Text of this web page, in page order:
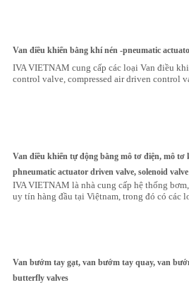
Van điều khiển bằng khí nén -pneumatic
IVA VIETNAM cung cấp các loại Van điều
control valve, compressed air driven control
Van điều khiển tự động bằng mô tơ điện, mô
phneumatic actuator driven valve, solenoid valve
IVA VIETNAM là nhà cung cấp hệ thống
uy tín hàng đầu tại Việtnam, trong đó có các
Van bướm tay gạt, van bướm tay quay, van
butterfly valves